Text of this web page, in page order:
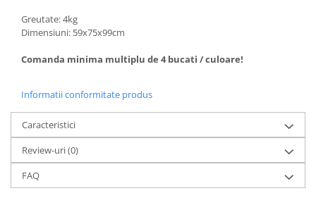
Greutate: 4kg
Dimensiuni: 59x75x99cm
Comanda minima multiplu de 4 bucati / culoare!
Informatii conformitate produs
Caracteristici
Review-uri(0)
FAQ